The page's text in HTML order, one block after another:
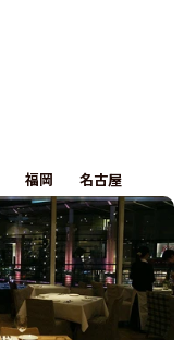
福岡 名古屋